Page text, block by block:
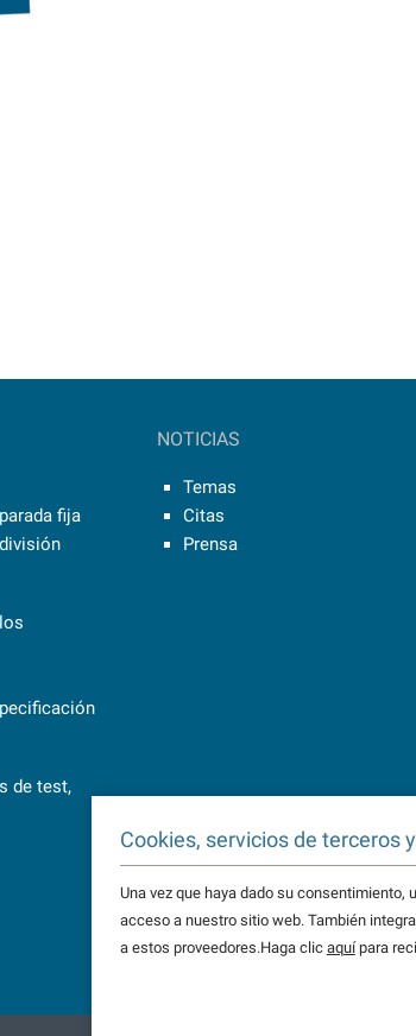
fija
de test,
NOTICIAS
Temas
Citas
Prensa
Cookies, servicios de terceros
Una vez que haya dado su
acceso a nuestro sitio web. También
a estos proveedores.Haga clic aquípara